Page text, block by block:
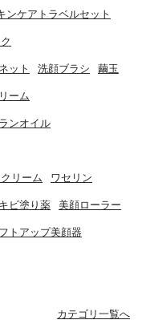
ンケアトラベルセット
ット 洗顔ブラシ 繭玉
ーム
ンオイル
リーム ワセリン
ビ塗り薬 美顔ローラー
トアップ美顔器
カテゴリ一覧へ